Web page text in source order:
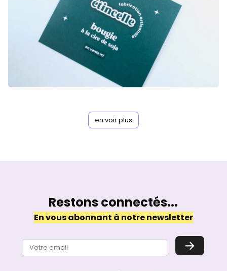
en voir plus
Restons connectés...
En vous abonnant à notre newsletter
→